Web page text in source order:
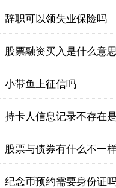
辞职可以领失业保险吗
股票融资买入是什么意思
小带鱼上征信吗
持卡人信息记录不存在
股票与债券有什么不一
纪念币预约需要身份证